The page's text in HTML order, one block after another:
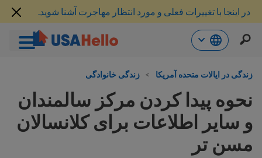
در اینجا با تغییرات فعلی و مورد انتظار مهاجرت آشنا شوید.
زندگی در ایالات متحده آمریکا > زندگی خانوادگی
نحوه پیدا کردن مرکز سالمندان
و سایر اطلاعات برای کلانسالان
مسن تر